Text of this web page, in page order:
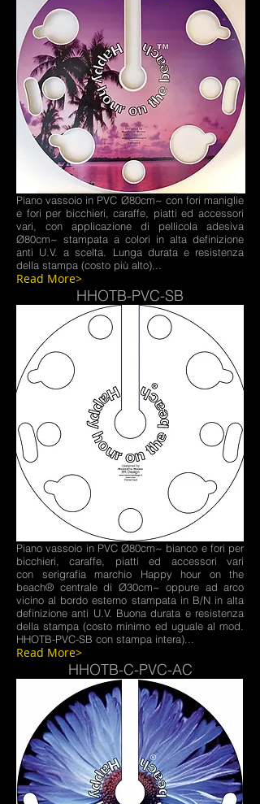
Piano vassoio in PVC Ø80cm~ con fori maniglie
e fori per bicchieri, caraffe, piatti ed accessori
vari, con applicazione di pellicola adesiva
Ø80cm~ stampata a colori in alta definizione
anti U.V. a scelta. Lunga durata e resistenza
della stampa (costo più alto)...
Read More>
HHOTB-PVC-SB
Piano vassoio in PVC Ø80cm~ bianco e fori per
bicchieri, caraffe, piatti ed accessori vari
con serigrafia marchio Happy hour on the
beach® centrale di Ø30cm~ oppure ad arco
vicino al bordo esterno stampata in B/N in alta
definizione anti U.V. Buona durata e resistenza
della stampa (costo minimo ed uguale al mod.
HHOTB-PVC-SB con stampa intera)...
Read More>
HHOTB-C-PVC-AC